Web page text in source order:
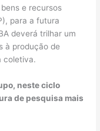
e recursos
para a futura
deverá trilhar um
à produção de
coletiva.
neste ciclo
de pesquisa mais